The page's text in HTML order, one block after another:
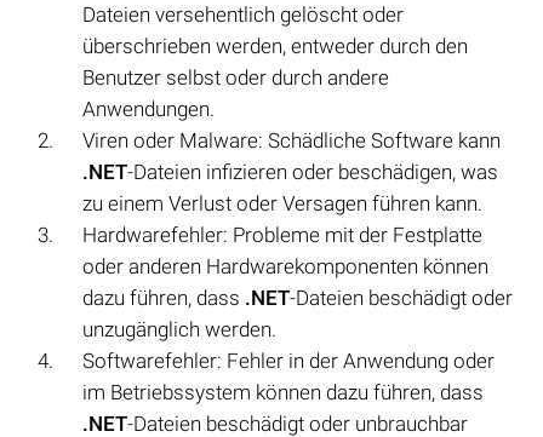
Dateien versehentlich gelöscht oder
überschrieben werden, entweder durch den
Benutzer selbst oder durch andere
Anwendungen.
Viren oder Malware: Schädliche Software kann
.NET-Dateien infizieren oder beschädigen, was
zu einem Verlust oder Versagen führen kann.
Hardwarefehler: Probleme mit der Festplatte
oder anderen Hardwarekomponenten können
dazu führen, dass .NET-Dateien beschädigt oder
unzugänglich werden.
Softwarefehler: Fehler in der Anwendung oder
im Betriebssystem können dazu führen, dass
.NET-Dateien beschädigt oder unbrauchbar